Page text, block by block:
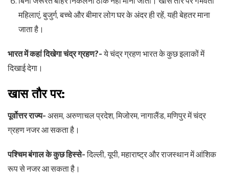
महिलाएं, बुजुर्ग, बच्चे और बीमार लोग घर के अंदर ही रहें, यही बेहतर माना
जाता है।
भारत में कहां दिखेगा चंद्र ग्रहण?-ये चंद्र ग्रहण भारत के कुछ इलाकों में
दिखाई देगा।
खास तौर पर:
पूर्वोत्तर राज्य- असम, अरुणाचल प्रदेश, मिजोरम, नागालैंड, मणिपुर में चंद्र
ग्रहण नजर आ सकता है।
पश्चिम बंगाल के कुछ हिस्से-दिल्ली, यूपी, महाराष्ट्र और राजस्थान में आंशिक
रूप से नजर आ सकता है।